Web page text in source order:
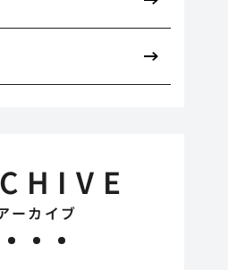
ーカイブ